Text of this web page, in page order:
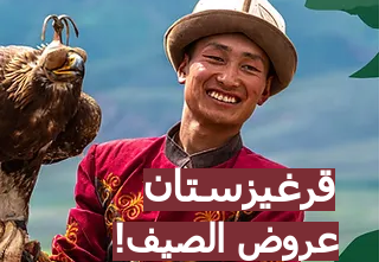
قرغيزستان
!عروض الصيف